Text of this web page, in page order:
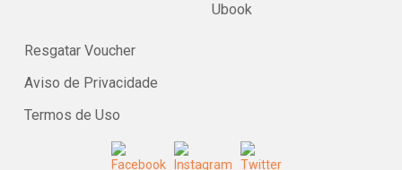
Ubook
Resgatar Voucher
Aviso de Privacidade
Termos de Uso